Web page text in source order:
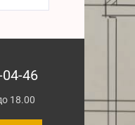
46
18.00